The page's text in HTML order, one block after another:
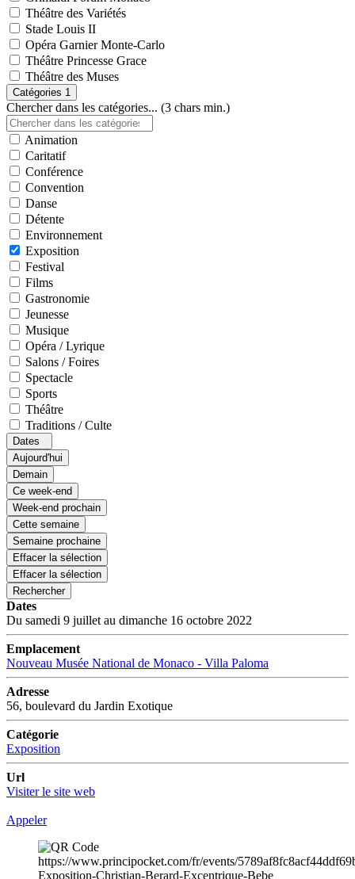
Théâtre des Variétés
Stade Louis II
Opéra Garnier Monte-Carlo
Théâtre Princesse Grace
Théâtre des Muses
Catégories 1
Chercher dans les catégories... (3 chars min.)
Animation
Caritatif
Conférence
Convention
Danse
Détente
Environnement
Exposition
Festival
Films
Gastronomie
Jeunesse
Musique
Opéra / Lyrique
Salons / Foires
Spectacle
Sports
Théâtre
Traditions / Culte
Dates
Aujourd'hui
Demain
Ce week-end
Week-end prochain
Cette semaine
Semaine prochaine
Effacer la sélection
Effacer la sélection
Rechercher
Dates
Du samedi 9 juillet au dimanche 16 octobre 2022
Emplacement
Nouveau Musée National de Monaco - Villa Paloma
Adresse
56, boulevard du Jardin Exotique
Catégorie
Exposition
Url
Visiter le site web
Appeler